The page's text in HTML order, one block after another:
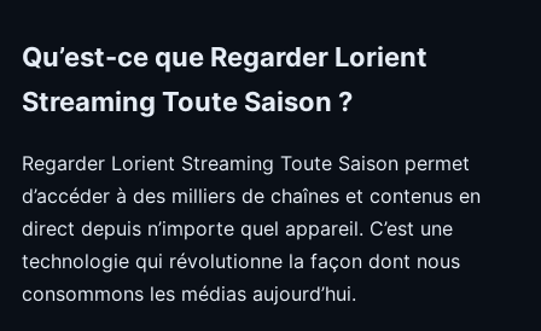
Qu’est-ce que Regarder Lorient
Streaming Toute Saison ?
Regarder Lorient Streaming Toute Saison permet
d’accéder à des milliers de chaînes et contenus en
direct depuis n’importe quel appareil. C’est une
technologie qui révolutionne la façon dont nous
consommons les médias aujourd’hui.